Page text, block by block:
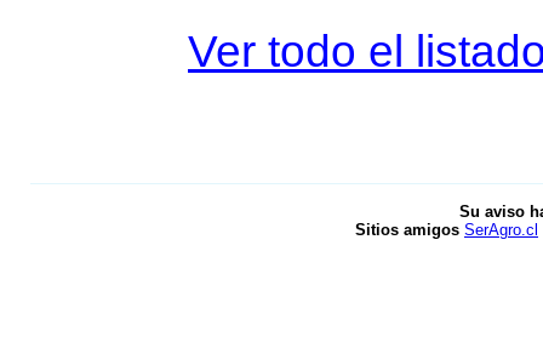
Ver todo el
Su aviso
Sitios amigos SerAgro.cl